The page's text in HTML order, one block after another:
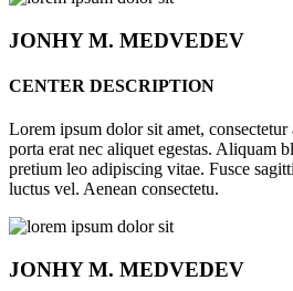
JONHYM. MEDVEDEV
CENTER DESCRIPTION
Lorem ipsum dolor sit amet,
porta erat nec aliquet egestas. Aliquam
pretium leo adipiscing vitae. Fusce
luctus vel. Aenean consectetu.
JONHYM. MEDVEDEV